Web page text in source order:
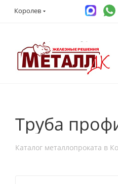
Королев
Труба
Каталог металлопроката в